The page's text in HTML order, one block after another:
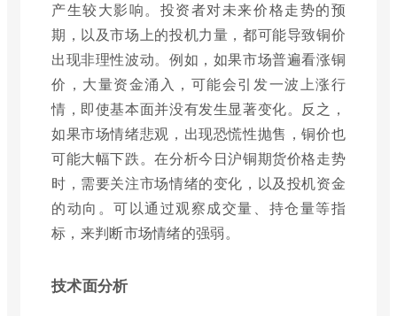
产生较大影响。投资者对未来价格走势的预
期，以及市场上的投机力量，都可能导致铜价
出现非理性波动。例如，如果市场普遍看涨铜
价，大量资金涌入，可能会引发一波上涨行
情，即使基本面并没有发生显著变化。反之，
如果市场情绪悲观，出现恐慌性抛售，铜价也
可能大幅下跌。在分析今日沪铜期货价格走势
时，需要关注市场情绪的变化，以及投机资金
的动向。可以通过观察成交量、持仓量等指
标，来判断市场情绪的强弱。
技术面分析